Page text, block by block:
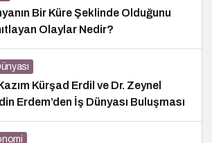
Bir Küre Şeklinde Olduğunu
Olaylar Nedir?
Kürşad Erdil ve Dr. Zeynel
Erdem’den İş Dünyası Buluşması